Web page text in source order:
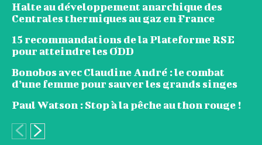
Halte au développement anarchique des
Centrales thermiques au gaz en France
15 recommandations de la Plateforme RSE
pour atteindre les ODD
Bonobos avec Claudine André : le combat
d’une femme pour sauver les grands singes
Paul Watson : Stop à la pêche au thon rouge !